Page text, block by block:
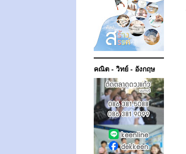
คณิต - วิทย์ - อังกฤษ